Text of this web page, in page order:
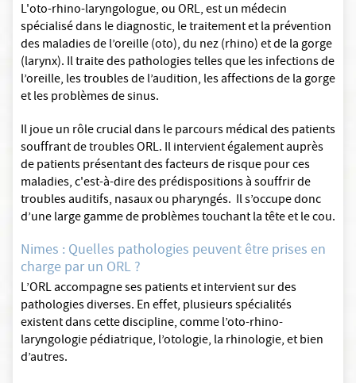
L'oto-rhino-laryngologue, ou ORL, est un médecin
spécialisé dans le diagnostic, le traitement et la prévention
des maladies de l’oreille (oto), du nez (rhino) et de la gorge
(larynx). Il traite des pathologies telles que les infections de
l’oreille, les troubles de l’audition, les affections de la gorge
et les problèmes de sinus.
Il joue un rôle crucial dans le parcours médical des patients
souffrant de troubles ORL. Il intervient également auprès
de patients présentant des facteurs de risque pour ces
maladies, c'est-à-dire des prédispositions à souffrir de
troubles auditifs, nasaux ou pharyngés. Il s’occupe donc
d’une large gamme de problèmes touchant la tête et le cou.
Nimes : Quelles pathologies peuvent être prises en
charge par un ORL ?
L’ORL accompagne ses patients et intervient sur des
pathologies diverses. En effet, plusieurs spécialités
existent dans cette discipline, comme l’oto-rhino-
laryngologie pédiatrique, l’otologie, la rhinologie, et bien
d’autres.